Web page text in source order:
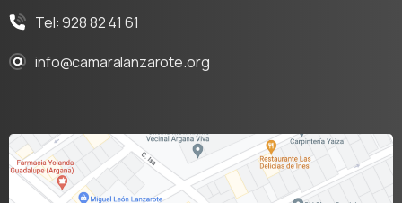
Tel: 928 82 41 61
info@camaralanzarote.org